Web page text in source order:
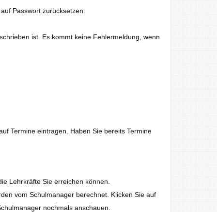
Passwort zurücksetzen.
ist. Es kommt keine Fehlermeldung, wenn
Termine eintragen. Haben Sie bereits Termine
Lehrkräfte Sie erreichen können.
vom Schulmanager berechnet. Klicken Sie auf
nochmals anschauen.